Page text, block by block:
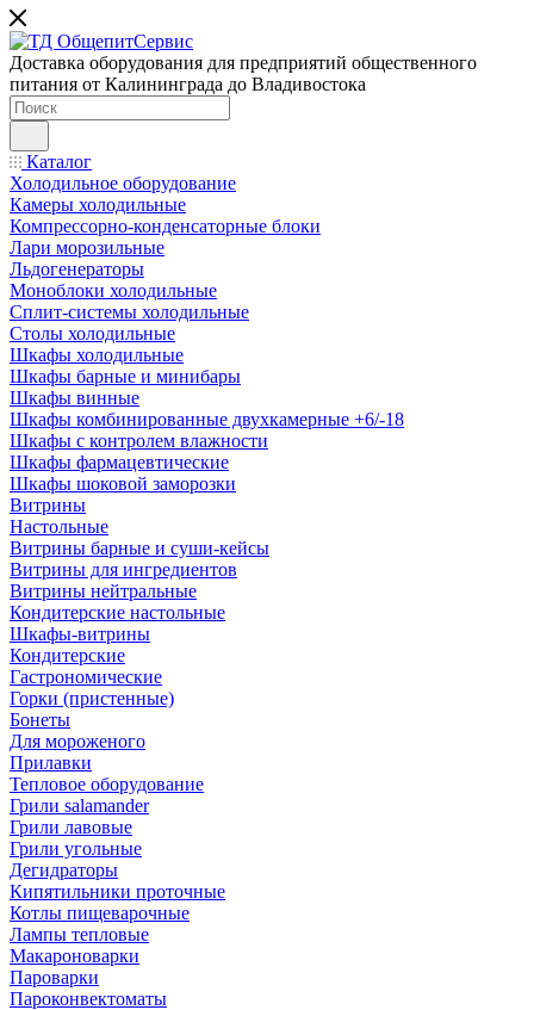
Доставка оборудования для предприятий общественного
питания от Калининграда до Владивостока
Каталог
Холодильное оборудование
Камеры холодильные
Компрессорно-конденсаторные блоки
Лари морозильные
Льдогенераторы
Моноблоки холодильные
Сплит-системы холодильные
Столы холодильные
Шкафы холодильные
Шкафы барные и минибары
Шкафы винные
Шкафы комбинированные двухкамерные +6/-18
Шкафы с контролем влажности
Шкафы фармацевтические
Шкафы шоковой заморозки
Витрины
Настольные
Витрины барные и суши-кейсы
Витрины для ингредиентов
Витрины нейтральные
Кондитерские настольные
Шкафы-витрины
Кондитерские
Гастрономические
Горки (пристенные)
Бонеты
Для мороженого
Прилавки
Тепловое оборудование
Грили salamander
Грили лавовые
Грили угольные
Дегидраторы
Кипятильники проточные
Котлы пищеварочные
Лампы тепловые
Макароноварки
Пароварки
Пароконвектоматы